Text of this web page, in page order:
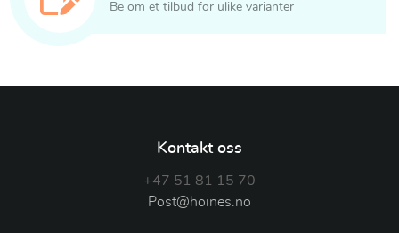
Be om et tilbud for ulike varianter
Kontakt oss
+47 51 81 15 70
Post@hoines.no